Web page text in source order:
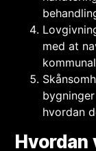
med at
hvordan